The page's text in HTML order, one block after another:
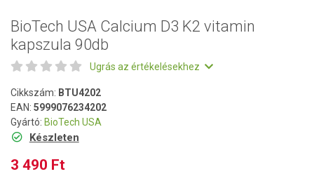
BioTech USA Calcium D3 K2 vitamin
kapszula 90db
Ugrás az értékelésekhez
Cikkszám: BTU4202
EAN: 5999076234202
Gyártó: BioTech USA
Készleten
3 490 Ft